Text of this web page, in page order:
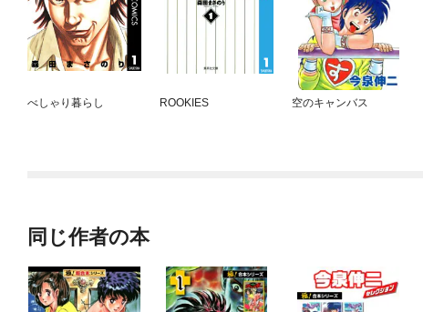
べしゃり暮らし ROOKIES 空のキャンバス
同じ作者の本